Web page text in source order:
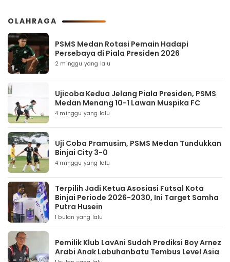
OLAHRAGA
PSMS Medan Rotasi Pemain Hadapi
Persebaya di Piala Presiden 2026
2 minggu yang lalu
Ujicoba Kedua Jelang Piala Presiden, PSMS
Medan Menang 10-1 Lawan Muspika FC
4 minggu yang lalu
Uji Coba Pramusim, PSMS Medan Tundukkan
Binjai City 3-0
4 minggu yang lalu
Terpilih Jadi Ketua Asosiasi Futsal Kota
Binjai Periode 2026-2030, Ini Target Samha
Putra Husein
1 bulan yang lalu
Pemilik Klub LavAni Sudah Prediksi Boy Arnez
Arabi Anak Labuhanbatu Tembus Level Asia